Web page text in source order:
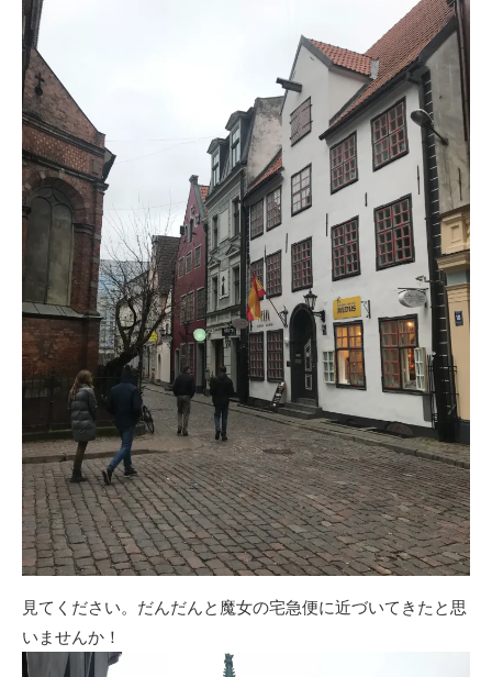
見てください。だんだんと魔女の宅急便に近づいてきたと思
いませんか！